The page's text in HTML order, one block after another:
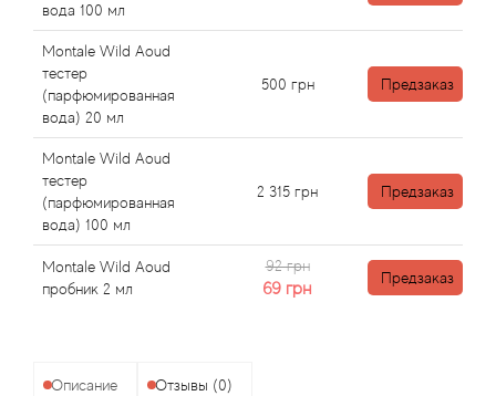
вода 100 мл
Montale Wild Aoud
тестер
(парфюмированная
вода) 20 мл
500 грн Предзаказ
Montale Wild Aoud
тестер
(парфюмированная
вода) 100 мл
2 315 грн Предзаказ
Montale Wild Aoud
пробник 2 мл
92 грн
69 грн
Предзаказ
Описание Отзывы (0)
Andre L'Arom
Angel Schlesser
Anima Mundi
Anna Sui
Annayake